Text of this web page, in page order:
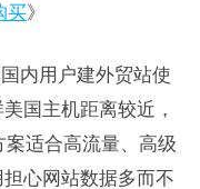
买》
内用户建外贸站使
国主机距离较近，
适合高流量、高级
心网站数据多而不